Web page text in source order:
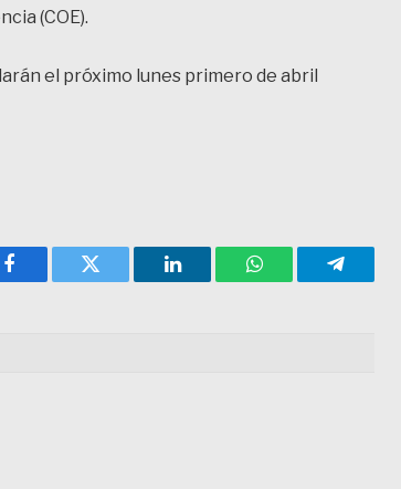
(COE).
el próximo lunes primero de abril
Facebook Twitter LinkedIn WhatsAppTelegram